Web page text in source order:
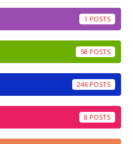
1
58
246
8